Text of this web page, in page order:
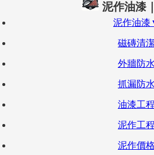
泥作油漆
泥作油
磁磚清
外牆防水
抓漏防水
油漆工程
泥作工程
泥作價格